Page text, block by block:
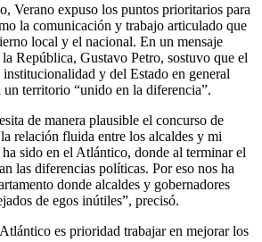
Verano expuso los puntos prioritarios para
la comunicación y trabajo articulado que
local y el nacional. En un mensaje
República, Gustavo Petro, sostuvo que el
y del Estado en general
un territorio “unido en la diferencia”.
de manera plausible el concurso de
relación fluida entre los alcaldes y mi
sido en el Atlántico, donde al terminar el
las diferencias políticas. Por eso nos ha
donde alcaldes y gobernadores
de egos inútiles”, precisó.
es prioridad trabajar en mejorar los